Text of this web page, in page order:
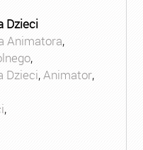
Dzieci
Animatora,
,
Dzieci,Animator,
,